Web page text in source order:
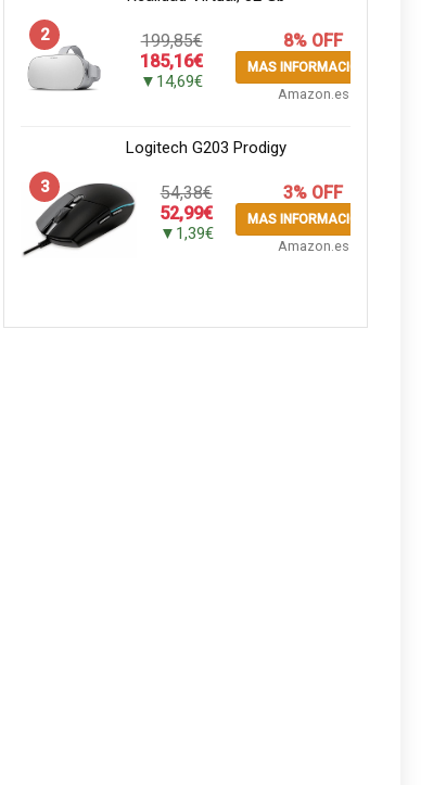
2
199,85€
185,16€
▼14,69€
8% OFF
MAS INFORMACION
Amazon.es
Logitech G203 Prodigy
3
54,38€
52,99€
▼1,39€
3% OFF
MAS INFORMACION
Amazon.es